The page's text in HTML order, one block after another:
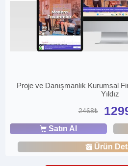
Proje ve Danışmanlık Kurumsal
Yıldız
2468₺
Satın Al
Ürün